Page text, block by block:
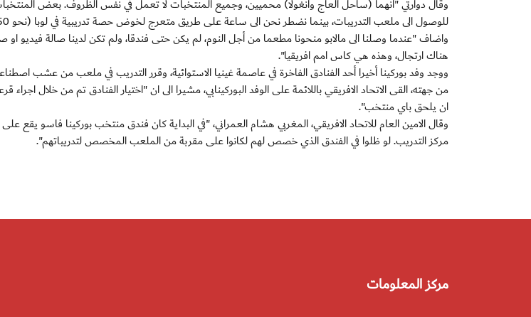
للوصول الى ملعب التدريبات، بينما نضطر نحن الى ساعة على طريق متعرج لخوض حصة تدريبية في لوبا (نحو 50 كلم عن العاصمة مالابو)".
واضاف "عندما وصلنا الى مالابو منحونا مطعما من أجل النوم، لم يكن حتى فندقا، ولم تكن لدينا صالة فيديو
هناك ارتجال، وهذه هي كاس امم افريقيا".
ووجد وفد بوركينا أخيرا أحد الفنادق الفاخرة في عاصمة غينيا الاستوائية، وقرر التدريب في ملعب من عشب
من جهته، القى الاتحاد الافريقي باللائمة على الوفد البوركينابي، مشيرا الى ان "اختيار الفنادق تم من خلال
ان يلحق باي منتخب".
وقال الامين العام للاتحاد الافريقي، المغربي هشام العمراني، "في البداية كان فندق منتخب بوركينا فاسو يقع
مركز التدريب. لو ظلوا في الفندق الذي خصص لهم لكانوا على مقربة من الملعب المخصص لتدريباتهم".
مركز المعلومات